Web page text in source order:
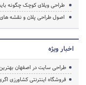
طراحی ویلای کوچک چگونه
اصول طراحی پلان و نقشه های
اخبار ویژه
طراحی سایت در اصفهان
فروشگاه اینترنتی کشاورزی